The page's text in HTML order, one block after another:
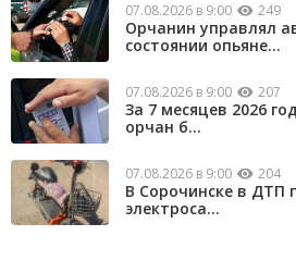
07.08.2026 в 9:00 249
Орчанин управлял
состоянии опьяне...
07.08.2026 в 9:00 207
За 7 месяцев 2026
орчан б...
07.08.2026 в 9:00 204
В Сорочинске в ДТП
электроса...